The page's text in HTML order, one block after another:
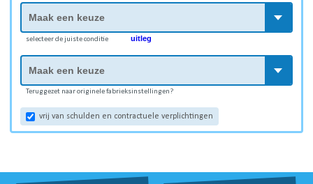
selecteer de juiste conditie uitleg
Teruggezet naar originele fabrieksinstellingen?
vrij van schulden en contractuele verplichtingen